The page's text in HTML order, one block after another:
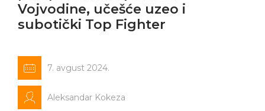
Vojvodine, učešće uzeo i
subotički Top Fighter
7. avgust 2024.
Aleksandar Kokeza